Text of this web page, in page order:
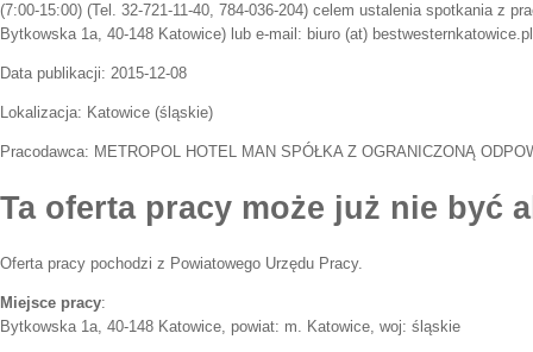
(7:00-15:00) (Tel. 32-721-11-40, 784-036-204) celem ustalenia spotkania z
Bytkowska 1a, 40-148 Katowice) lub e-mail: biuro (at) bestwesternkatowice.pl
Data publikacji: 2015-12-08
Lokalizacja: Katowice (śląskie)
Pracodawca: METROPOL HOTEL MAN SPÓŁKA Z OGRANICZONĄ
Ta oferta pracy może już nie być
Oferta pracy pochodzi z Powiatowego Urzędu Pracy.
Miejsce pracy:
Bytkowska 1a, 40-148 Katowice, powiat: m. Katowice, woj: śląskie